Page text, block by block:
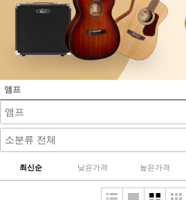
앰프
최신순 낮은가격 높은가격